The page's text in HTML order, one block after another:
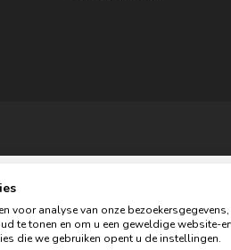
© Copyright
voor analyse van onze
te tonen en om u een geweldige website-
die we gebruiken opent u de instellingen.